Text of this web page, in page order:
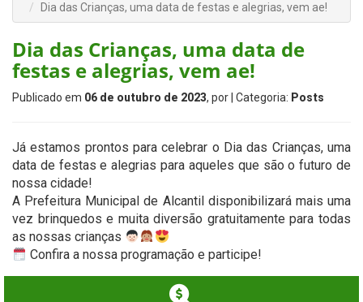
Dia das Crianças, uma data de festas e alegrias, vem ae!
Dia das Crianças, uma data de
festas e alegrias, vem ae!
Publicado em 06 de outubro de 2023, por | Categoria: Posts
Já estamos prontos para celebrar o Dia das Crianças, uma
data de festas e alegrias para aqueles que são o futuro de
nossa cidade!
A Prefeitura Municipal de Alcantil disponibilizará mais uma
vez brinquedos e muita diversão gratuitamente para todas
as nossas crianças
Confira a nossa programação e participe!